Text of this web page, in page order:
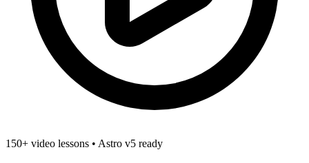
150+ video lessons • Astro v5 ready